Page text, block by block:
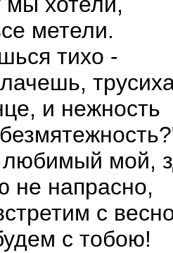
метели.
тихо -
и нежность
любимый мой,
напрасно,
с
с тобою!